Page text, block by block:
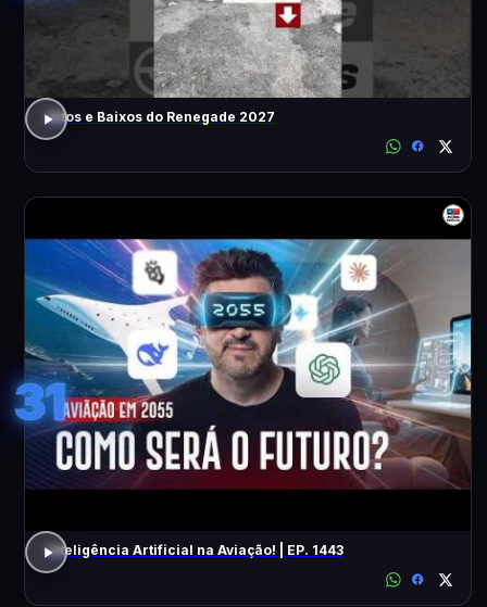
Altos e Baixos do Renegade 2027
31
Inteligência Artificial na Aviação! | EP. 1443